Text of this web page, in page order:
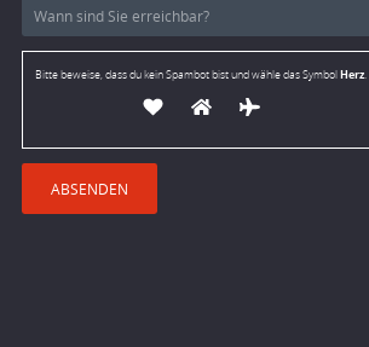
Bitte beweise, dass du kein Spambot bist und wähle das Symbol Herz.